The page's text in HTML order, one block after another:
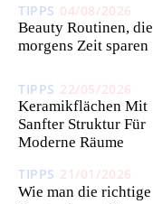
TIPPS 04/08/2026
Beauty Routinen, die
morgens Zeit sparen
TIPPS 22/05/2026
Keramikflächen Mit
Sanfter Struktur Für
Moderne Räume
TIPPS 21/01/2026
Wie man die richtige